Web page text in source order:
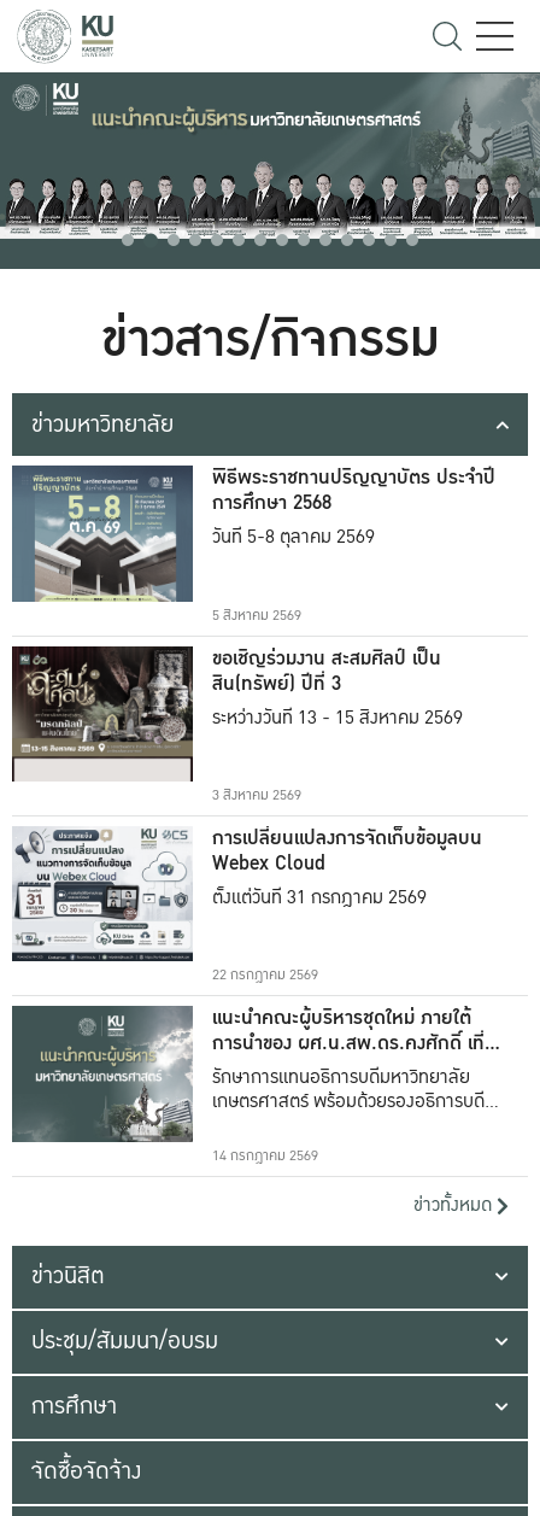
ข่าวสาร/กิจกรรม
ข่าวมหาวิทยาลัย
พิธีพระราชทานปริญญาบัตร ประจำปี
การศึกษา 2568
วันที่ 5-8 ตุลาคม 2569
5 สิงหาคม 2569
ขอเชิญร่วมงาน สะสมศิลป์ เป็น
สิน(ทรัพย์) ปีที่ 3
ระหว่างวันที่ 13 - 15 สิงหาคม 2569
3 สิงหาคม 2569
การเปลี่ยนแปลงการจัดเก็บข้อมูลบน
Webex Cloud
ตั้งแต่วันที่ 31 กรกฎาคม 2569
22 กรกฎาคม 2569
แนะนำคณะผู้บริหารชุดใหม่ ภายใต้
การนำของ ผศ.น.สพ.ดร.คงศักดิ์ เที่ยง
ธรรม
รักษาการแทนอธิการบดีมหาวิทยาลัย
เกษตรศาสตร์ พร้อมด้วยรองอธิการบดีทั้ง
14 กรกฎาคม 2569
ข่าวทั้งหมด
ข่าวนิสิต
ประชุม/สัมมนา/อบรม
การศึกษา
จัดซื้อจัดจ้าง